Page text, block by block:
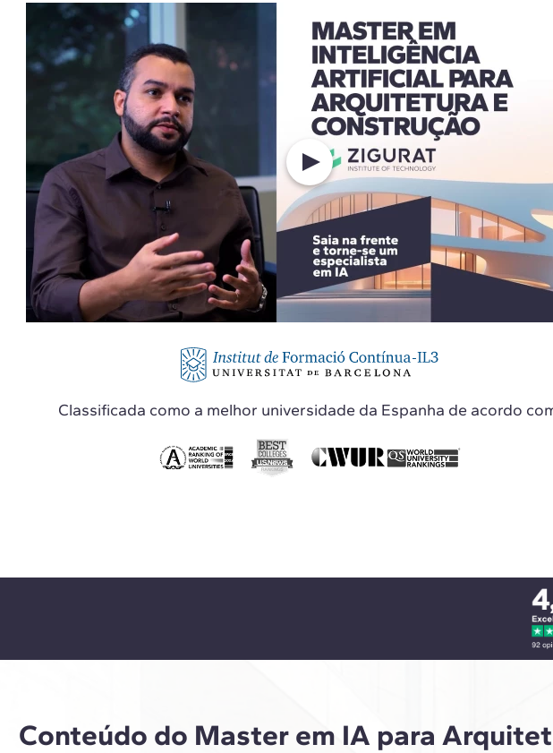
Classificada como a melhor universidade da Espanha de acordo
Conteúdo do Master em IA para